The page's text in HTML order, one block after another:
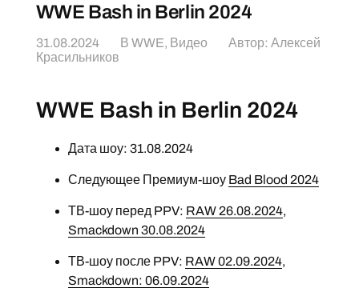
WWE Bash in Berlin 2024
31.08.2024 В WWE, Видео Автор: Алексей
Красильников
WWE Bash in Berlin 2024
Дата шоу: 31.08.2024
Следующее Премиум-шоу Bad Blood 2024
ТВ-шоу перед PPV: RAW 26.08.2024,
Smackdown 30.08.2024
ТВ-шоу после PPV: RAW 02.09.2024,
Smackdown: 06.09.2024